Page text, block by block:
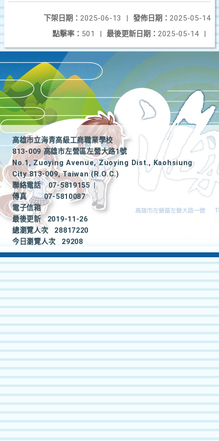
發佈日期： 2025-05-14
下架日期： 2025-06-13
|
最後更新日期： 2025-05-14 |
點擊率： 501 |
高雄市立海青高級工商職業學校
813-009 高雄市左營區左營大路1號
No.1, Zuoying Avenue, Zuoying Dist., Kaohsiung
City 813-009, Taiwan (R.O.C.)
聯絡電話
07-5819155
|
傳真
07-5810087
電子信箱
最後更新
2019-11-26
總瀏覽人次
28817220
今日瀏覽人次
29208